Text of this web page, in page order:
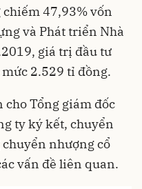
47,93% vốn
và Phát triển Nhà
giá trị đầu tư
2.529 tỉ đồng.
Tổng giám đốc
ty ký kết, chuyển
nhượng cổ
vấn đề liên quan.